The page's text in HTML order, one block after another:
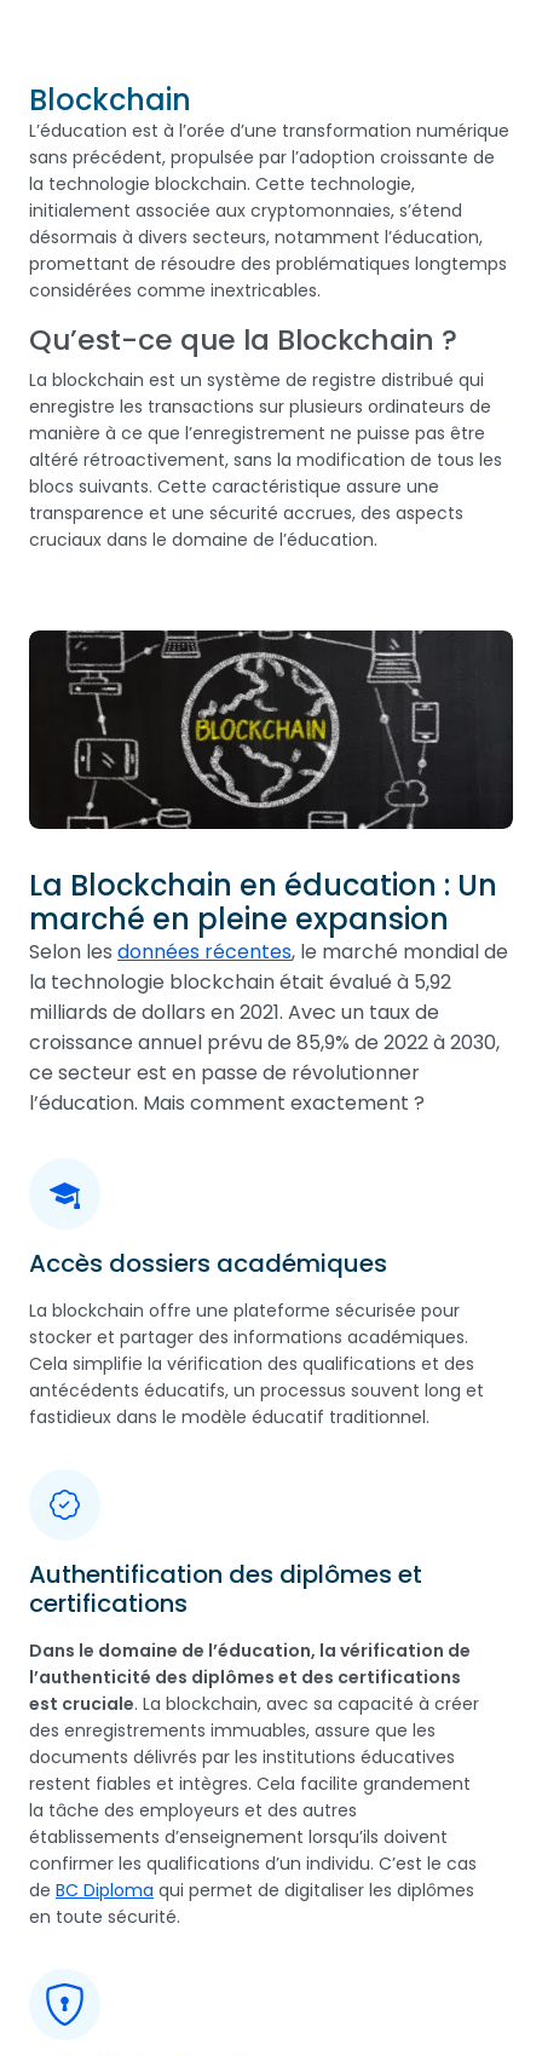
Blockchain
L’éducation est à l’orée d’une transformation numérique
sans précédent, propulsée par l’adoption croissante de
la technologie blockchain. Cette technologie,
initialement associée aux cryptomonnaies, s’étend
désormais à divers secteurs, notamment l’éducation,
promettant de résoudre des problématiques longtemps
considérées comme inextricables.
Qu’est-ce que la Blockchain ?
La blockchain est un système de registre distribué qui
enregistre les transactions sur plusieurs ordinateurs de
manière à ce que l’enregistrement ne puisse pas être
altéré rétroactivement, sans la modification de tous les
blocs suivants. Cette caractéristique assure une
transparence et une sécurité accrues, des aspects
cruciaux dans le domaine de l’éducation.
La Blockchain en éducation : Un
marché en pleine expansion
Selon les données récentes, le marché mondial de
la technologie blockchain était évalué à 5,92
milliards de dollars en 2021. Avec un taux de
croissance annuel prévu de 85,9% de 2022 à 2030,
ce secteur est en passe de révolutionner
l’éducation. Mais comment exactement ?
Accès dossiers académiques
La blockchain offre une plateforme sécurisée pour
stocker et partager des informations académiques.
Cela simplifie la vérification des qualifications et des
antécédents éducatifs, un processus souvent long et
fastidieux dans le modèle éducatif traditionnel.
Authentification des diplômes et
certifications
Dans le domaine de l’éducation, la vérification de
l’authenticité des diplômes et des certifications
est cruciale. La blockchain, avec sa capacité à créer
des enregistrements immuables, assure que les
documents délivrés par les institutions éducatives
restent fiables et intègres. Cela facilite grandement
la tâche des employeurs et des autres
établissements d’enseignement lorsqu’ils doivent
confirmer les qualifications d’un individu. C’est le cas
de BC Diploma qui permet de digitaliser les diplômes
en toute sécurité.